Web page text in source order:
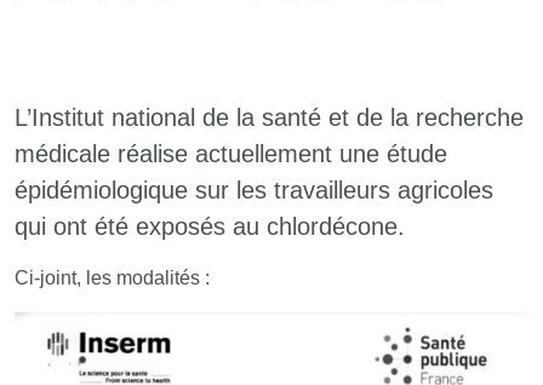
L’Institut national de la santé et de la recherche
médicale réalise actuellement une étude
épidémiologique sur les travailleurs agricoles
qui ont été exposés au chlordécone.
Ci-joint, les modalités :